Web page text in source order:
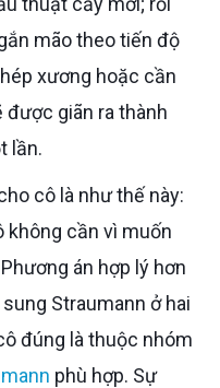
mão theo tiến độ
xương hoặc cần
giãn ra thành
lần.
không cần vì muốn
án hợp lý hơn
Straumann ở hai
đúng là thuộc nhóm
phù hợp. Sự